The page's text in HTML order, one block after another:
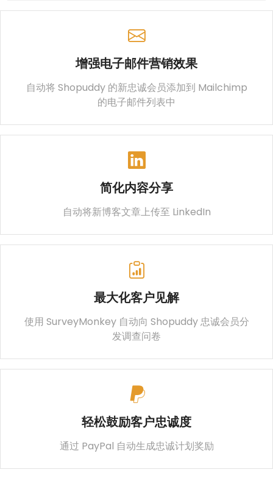
增强电子邮件营销效果
自动将 Shopuddy 的新忠诚会员添加到 Mailchimp
的电子邮件列表中
简化内容分享
自动将新博客文章上传至 LinkedIn
最大化客户见解
使用 SurveyMonkey 自动向 Shopuddy 忠诚会员分
发调查问卷
轻松鼓励客户忠诚度
通过 PayPal 自动生成忠诚计划奖励